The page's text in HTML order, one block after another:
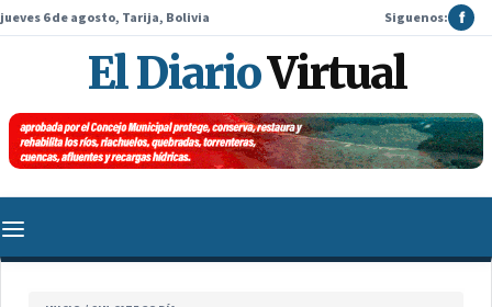
jueves 6 de agosto, Tarija, Bolivia Siguenos: f
El DiarioVirtual